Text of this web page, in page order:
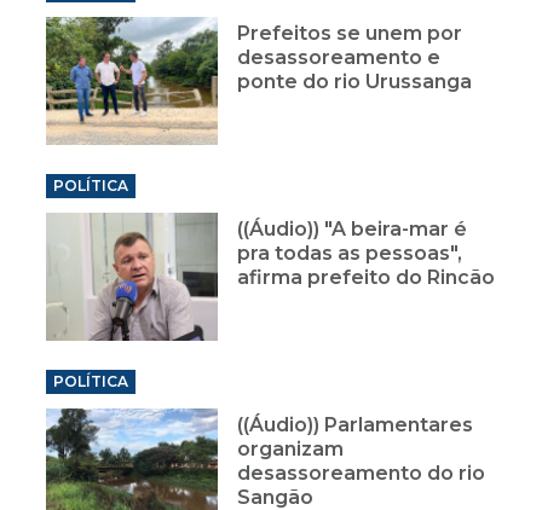
Prefeitos se unem por
desassoreamento e
ponte do rio Urussanga
POLÍTICA
((Áudio)) "A beira-mar é
pra todas as pessoas",
afirma prefeito do Rincão
POLÍTICA
((Áudio)) Parlamentares
organizam
desassoreamento do rio
Sangão